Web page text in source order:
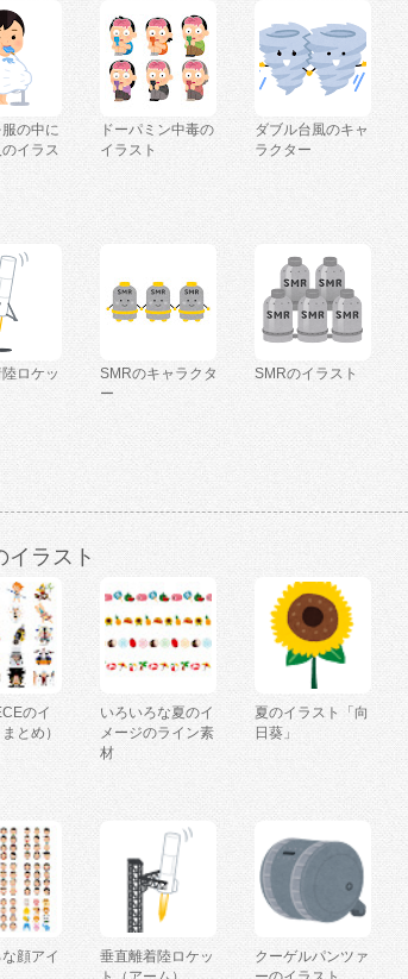
の中に
イラス
ドーパミン中毒の
イラスト
ダブル台風のキャ
ラクター
ロケッ
SMRのキャラクタ
ー
SMRのイラスト
イラスト
のイ
とめ）
いろいろな夏のイ
メージのライン素
材
夏のイラスト「向
日葵」
顔アイ
垂直離着陸ロケッ
クーゲルパンツァ